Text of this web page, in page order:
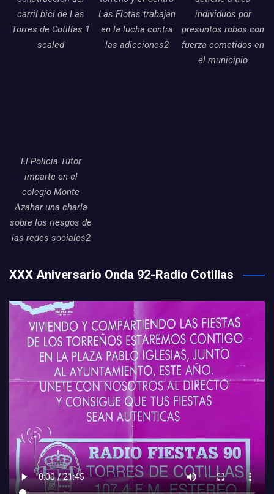
carril bici de Las
Torres de Cotillas 1
scaled
Las Flotas trabajan
en la lucha contra
las adicciones2
individuos por
presuntos robos con
fuerza cometidos en
el municipio
El Policia Tutor
imparte en el
colegio Monte
Azahar una charla
sobre los riesgos de
las redes sociales2
XXX Aniversario Onda 92-Radio Cotillas